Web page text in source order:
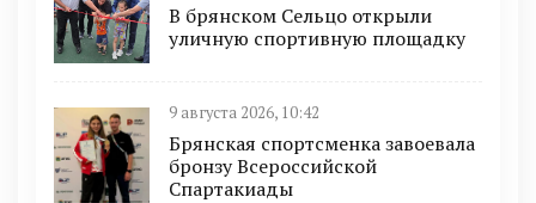
В брянском Сельцо открыли
уличную спортивную площадку
9 августа 2026, 10:42
Брянская спортсменка завоевала
бронзу Всероссийской
Спартакиады